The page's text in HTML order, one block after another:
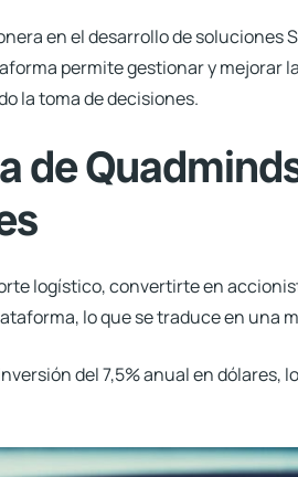
en el desarrollo de soluciones
permite gestionar y mejorar
la toma de decisiones.
de
logístico, convertirte en
lo que se traduce en una
del 7,5% anual en